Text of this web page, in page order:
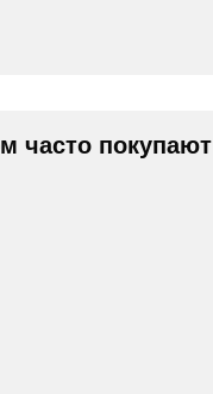
часто покупают